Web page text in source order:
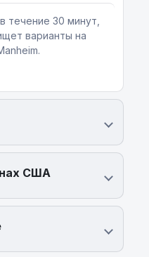
течение 30 минут,
варианты на
США